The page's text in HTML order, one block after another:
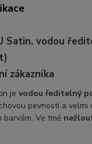
Satin, vodou
zákazníka
jevodou ředitelný
pevností a velmi
barvám. Ve tmě